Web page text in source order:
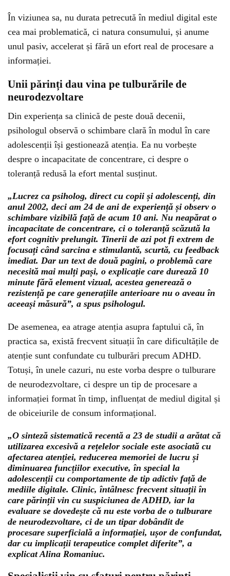
În viziunea sa, nu durata petrecută în mediul digital este
cea mai problematică, ci natura consumului, și anume
unul pasiv, accelerat și fără un efort real de procesare a
informației.
Unii părinți dau vina pe tulburările de
neurodezvoltare
Din experiența sa clinică de peste două decenii,
psihologul observă o schimbare clară în modul în care
adolescenții își gestionează atenția. Ea nu vorbește
despre o incapacitate de concentrare, ci despre o
toleranță redusă la efort mental susținut.
„Lucrez ca psiholog, direct cu copii și adolescenți, din
anul 2002, deci am 24 de ani de experiență și observ o
schimbare vizibilă față de acum 10 ani. Nu neapărat o
incapacitate de concentrare, ci o toleranță scăzută la
efort cognitiv prelungit. Tinerii de azi pot fi extrem de
focusați când sarcina e stimulantă, scurtă, cu feedback
imediat. Dar un text de două pagini, o problemă care
necesită mai mulți pași, o explicație care durează 10
minute fără element vizual, acestea generează o
rezistență pe care generațiile anterioare nu o aveau în
aceeași măsură”, a spus psihologul.
De asemenea, ea atrage atenția asupra faptului că, în
practica sa, există frecvent situații în care dificultățile de
atenție sunt confundate cu tulburări precum ADHD.
Totuși, în unele cazuri, nu este vorba despre o tulburare
de neurodezvoltare, ci despre un tip de procesare a
informației format în timp, influențat de mediul digital și
de obiceiurile de consum informațional.
„O sinteză sistematică recentă a 23 de studii a arătat că
utilizarea excesivă a rețelelor sociale este asociată cu
afectarea atenției, reducerea memoriei de lucru și
diminuarea funcțiilor executive, în special la
adolescenții cu comportamente de tip adictiv față de
mediile digitale. Clinic, întâlnesc frecvent situații în
care părinții vin cu suspiciunea de ADHD, iar la
evaluare se dovedește că nu este vorba de o tulburare
de neurodezvoltare, ci de un tipar dobândit de
procesare superficială a informației, ușor de confundat,
dar cu implicații terapeutice complet diferite”, a
explicat Alina Romaniuc.